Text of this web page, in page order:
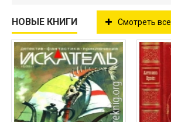
НОВЫЕ КНИГИ Смотреть все